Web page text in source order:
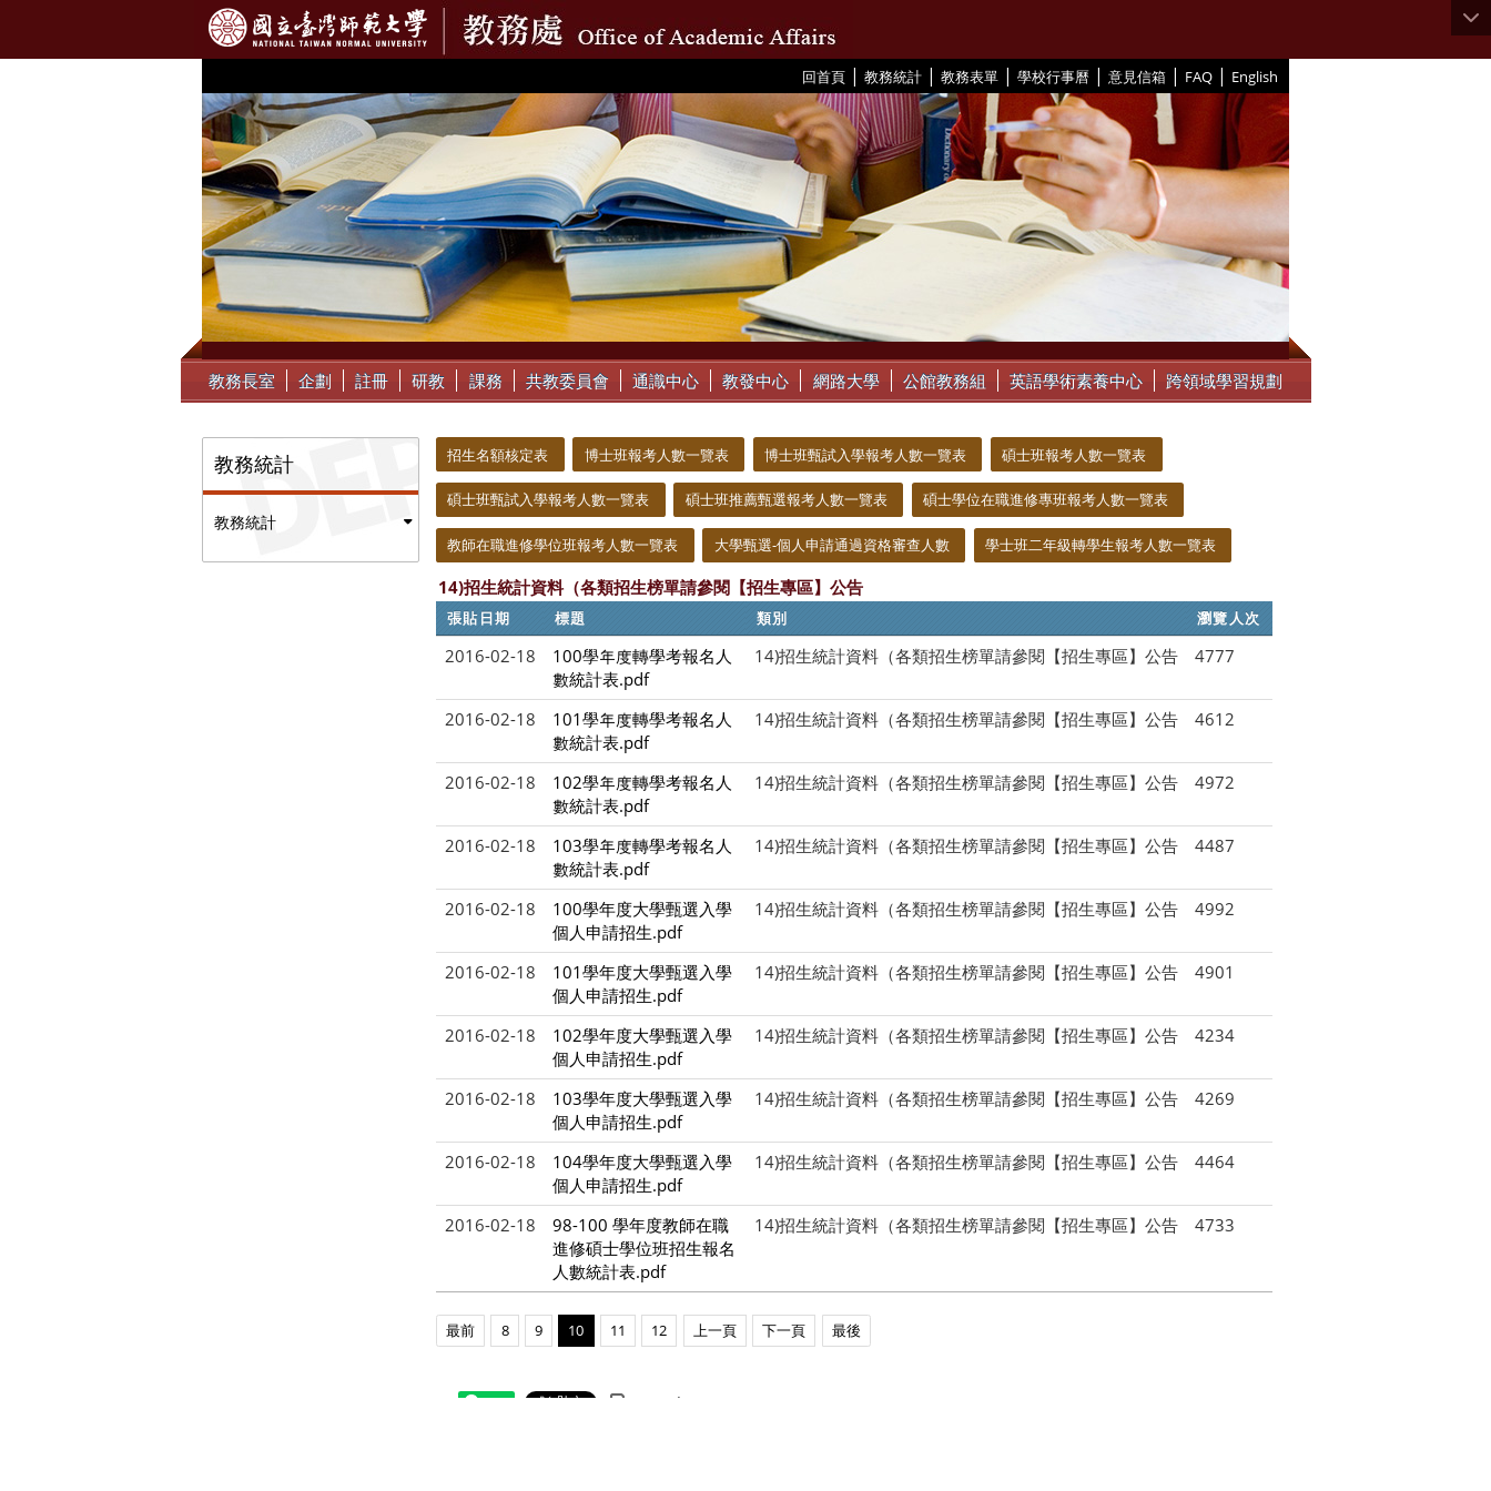
回首頁 | 教務統計 | 教務表單 | 學校行事曆 | 意見信箱 | FAQ | English
::: 教務長室 企劃 註冊 研教 課務 共教委員會 通識中心 教發中心 網路大學 公館教務組 英語學術素養中心 跨領域學習規劃
教務統計
教務統計
招生名額核定表 博士班報考人數一覽表 博士班甄試入學報考人數一覽表 碩士班報考人數一覽表
碩士班甄試入學報考人數一覽表 碩士班推薦甄選報考人數一覽表 碩士學位在職進修專班報考人數一覽表
教師在職進修學位班報考人數一覽表 大學甄選-個人申請通過資格審查人數 學士班二年級轉學生報考人數一覽表
14)招生統計資料（各類招生榜單請參閱【招生專區】公告
張貼日期 標題 類別 瀏覽人次
2016-02-18
100學年度轉學考報名人
數統計表.pdf
14)招生統計資料（各類招生榜單請參閱【招生專區】公告 4777
2016-02-18
101學年度轉學考報名人
數統計表.pdf
14)招生統計資料（各類招生榜單請參閱【招生專區】公告 4612
2016-02-18
102學年度轉學考報名人
數統計表.pdf
14)招生統計資料（各類招生榜單請參閱【招生專區】公告 4972
2016-02-18
103學年度轉學考報名人
數統計表.pdf
14)招生統計資料（各類招生榜單請參閱【招生專區】公告 4487
2016-02-18
100學年度大學甄選入學
個人申請招生.pdf
14)招生統計資料（各類招生榜單請參閱【招生專區】公告 4992
2016-02-18
101學年度大學甄選入學
個人申請招生.pdf
14)招生統計資料（各類招生榜單請參閱【招生專區】公告 4901
2016-02-18
102學年度大學甄選入學
個人申請招生.pdf
14)招生統計資料（各類招生榜單請參閱【招生專區】公告 4234
2016-02-18
103學年度大學甄選入學
個人申請招生.pdf
14)招生統計資料（各類招生榜單請參閱【招生專區】公告 4269
2016-02-18
104學年度大學甄選入學
個人申請招生.pdf
14)招生統計資料（各類招生榜單請參閱【招生專區】公告 4464
2016-02-18
98-100 學年度教師在職
進修碩士學位班招生報名
人數統計表.pdf
14)招生統計資料（各類招生榜單請參閱【招生專區】公告 4733
最前 8 9 10 11 12 上一頁 下一頁 最後
Share Print this page